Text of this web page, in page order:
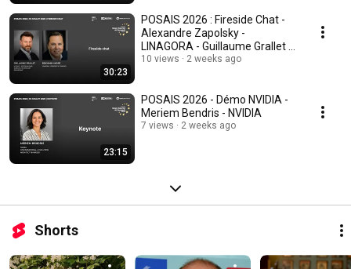
30:23
POSAIS 2026 : Fireside Chat -
Alexandre Zapolsky -
LINAGORA - Guillaume Grallet -
Le Point
10 views 2 weeks ago
23:15
POSAIS 2026 - Démo NVIDIA -
Meriem Bendris - NVIDIA
7 views 2 weeks ago
Shorts